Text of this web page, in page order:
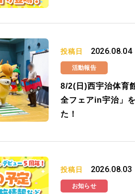
投稿日 2026.08.04
活動報告
8/2(日)西宇治体育
全フェアin宇治」
た！
投稿日 2026.08.03
お知らせ